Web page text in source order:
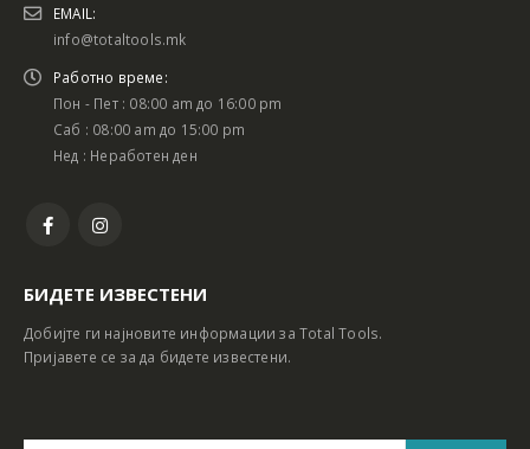
Батериски сет Ротирачки Чекан и Бормашина 20V
EMAIL:
info@totaltools.mk
Работно време:
Пон - Пет : 08:00 am до 16:00 pm
Саб : 08:00 am до 15:00 pm
Нед : Неработен ден
БИДЕТЕ ИЗВЕСТЕНИ
Добијте ги најновите информации за Total Tools.
Пријавете се за да бидете известени.